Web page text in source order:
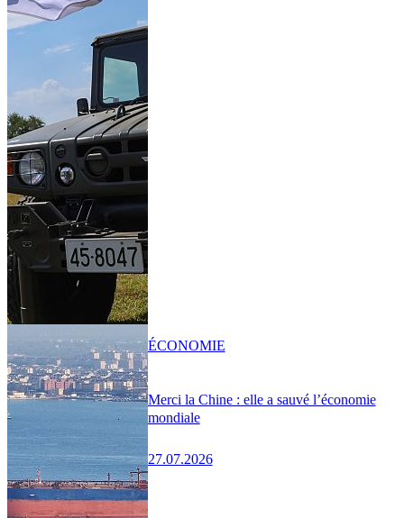
Merci la Chine : elle a sauvé l’économie
mondiale
27.07.2026
ÉCONOMIE